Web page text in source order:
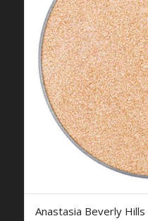
Anastasia Beverly